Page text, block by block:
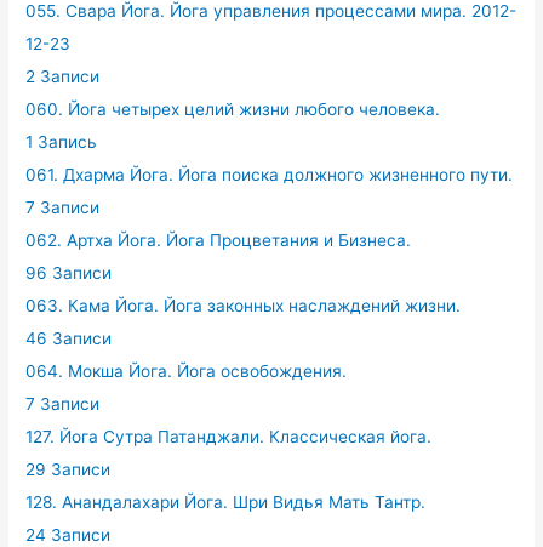
055. Свара Йога. Йога управления процессами мира. 2012-
12-23
2 Записи
060. Йога четырех целий жизни любого человека.
1 Запись
061. Дхарма Йога. Йога поиска должного жизненного пути.
7 Записи
062. Артха Йога. Йога Процветания и Бизнеса.
96 Записи
063. Кама Йога. Йога законных наслаждений жизни.
46 Записи
064. Мокша Йога. Йога освобождения.
7 Записи
127. Йога Сутра Патанджали. Классическая йога.
29 Записи
128. Анандалахари Йога. Шри Видья Мать Тантр.
24 Записи